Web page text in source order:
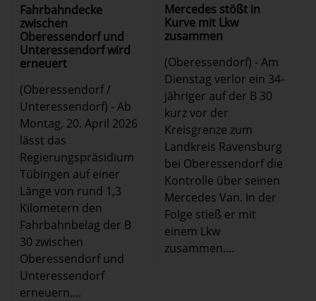
Fahrbahndecke
zwischen
Oberessendorf und
Unteressendorf wird
erneuert
(Oberessendorf /
Unteressendorf) - Ab
Montag, 20. April 2026
lässt das
Regierungspräsidium
Tübingen auf einer
Länge von rund 1,3
Kilometern den
Fahrbahnbelag der B
30 zwischen
Oberessendorf und
Unteressendorf
erneuern....
Mercedes stößt in
Kurve mit Lkw
zusammen
(Oberessendorf) - Am
Dienstag verlor ein 34-
jähriger auf der B 30
kurz vor der
Kreisgrenze zum
Landkreis Ravensburg
bei Oberessendorf die
Kontrolle über seinen
Mercedes Van. In der
Folge stieß er mit
einem Lkw
zusammen....